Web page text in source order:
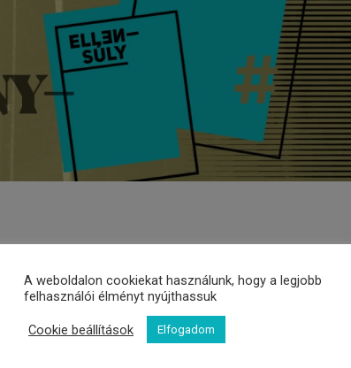
előfizetést!
Ellensúly Facebook oldalán, a játék posztjához
szívesen az Ellensúly magazinban.
A weboldalon cookiekat használunk, hogy a legjobb
felhasználói élményt nyújthassuk
Cookie beállítások Elfogadom